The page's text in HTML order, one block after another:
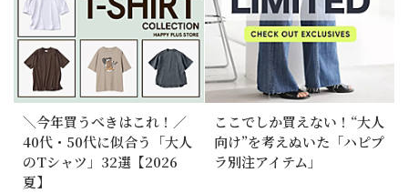
＼今年買うべきはこれ！／
40代・50代に似合う「大人
のTシャツ」32選【2026
夏】
ここでしか買えない！“大人
向け”を考えぬいた「ハピプ
ラ別注アイテム」